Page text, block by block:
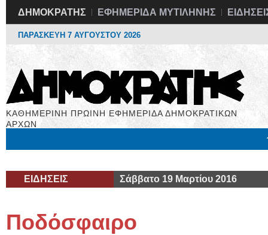
ΔΗΜΟΚΡΑΤΗΣ ΕΦΗΜΕΡΙΔΑ ΜΥΤΙΛΗΝΗΣ
ΠΑΡΑΣΚΕΥΗ 7 ΑΥΓΟΥΣΤΟΥ 2026
ΚΑΘΗΜΕΡΙΝΗ ΠΡΩΙΝΗ ΕΦΗΜΕΡΙΔΑ ΔΗΜΟΚΡΑΤΙΚΩΝ
ΑΡΧΩΝ
ΕΙΔΗΣΕΙΣ Σάββατο 19 Μαρτίου 2016
Ποδόσφαιρο